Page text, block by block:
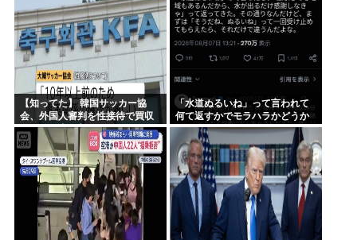
【知ってた】 韓国サッカー協
会、外国人審判を性接待で買収
していた事が判明
「水道ぬるいね」って言われて
何て返すかでモラハラかどうか
わかるらしいwww